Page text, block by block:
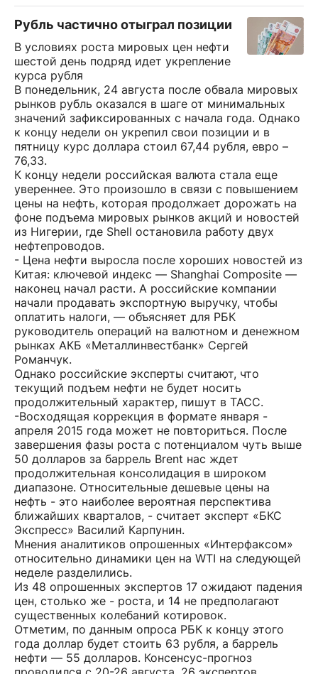
Рубль частично отыграл позиции
В условиях роста мировых цен нефти
шестой день подряд идет укрепление
курса рубля
В понедельник, 24 августа после обвала мировых
рынков рубль оказался в шаге от минимальных
значений зафиксированных с начала года. Однако
к концу недели он укрепил свои позиции и в
пятницу курс доллара стоил 67,44 рубля, евро –
76,33.
К концу недели российская валюта стала еще
увереннее. Это произошло в связи с повышением
цены на нефть, которая продолжает дорожать на
фоне подъема мировых рынков акций и новостей
из Нигерии, где Shell остановила работу двух
нефтепроводов.
- Цена нефти выросла после хороших новостей из
Китая: ключевой индекс — Shanghai Composite —
наконец начал расти. А российские компании
начали продавать экспортную выручку, чтобы
оплатить налоги, — объясняет для РБК
руководитель операций на валютном и денежном
рынках АКБ «Металлинвестбанк» Сергей
Романчук.
Однако российские эксперты считают, что
текущий подъем нефти не будет носить
продолжительный характер, пишут в ТАСС.
-Восходящая коррекция в формате января -
апреля 2015 года может не повториться. После
завершения фазы роста с потенциалом чуть выше
50 долларов за баррель Brent нас ждет
продолжительная консолидация в широком
диапазоне. Относительные дешевые цены на
нефть - это наиболее вероятная перспектива
ближайших кварталов, - считает эксперт «БКС
Экспресс» Василий Карпунин.
Мнения аналитиков опрошенных «Интерфаксом»
относительно динамики цен на WTI на следующей
неделе разделились.
Из 48 опрошенных экспертов 17 ожидают падения
цен, столько же - роста, и 14 не предполагают
существенных колебаний котировок.
Отметим, по данным опроса РБК к концу этого
года доллар будет стоить 63 рубля, а баррель
нефти — 55 долларов. Консенсус-прогноз